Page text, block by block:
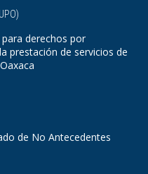
derechos por
prestación de servicios de
de No Antecedentes